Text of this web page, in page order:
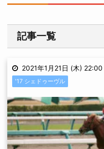
記事一覧
2021年1月21日 (木) 22:00
'17 シェドゥーヴル